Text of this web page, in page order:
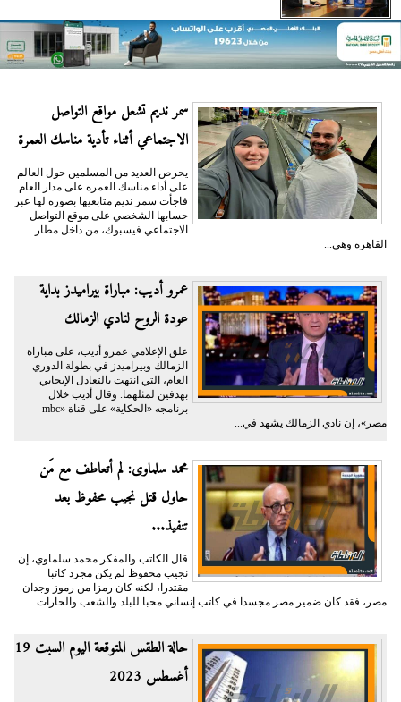
سمر نديم تشعل مواقع التواصل
الاجتماعي أثناء تأدية مناسك العمرة
يحرص العديد من المسلمين حول العالم
على أداء مناسك العمره على مدار العام.
فاجأت سمر نديم متابعيها بصوره لها عبر
حسابها الشخصي على موقع التواصل
الاجتماعي فيسبوك، من داخل مطار
القاهره وهي...
عمرو أديب: مباراة بيراميدز بداية
عودة الروح لنادي الزمالك
علق الإعلامي عمرو أديب، على مباراة
الزمالك وبيراميدز في بطولة الدوري
العام، التي انتهت بالتعادل الإيجابي
بهدفين لمثلهما. وقال أديب خلال
برنامجه «الحكاية» على قناة «mbc
مصر»، إن نادي الزمالك يشهد في...
محمد سلماوى: لم أتعاطف مع مَن
حاول قتل نجيب محفوظ بعد
تنفيذ...
قال الكاتب والمفكر محمد سلماوي، إن
نجيب محفوظ لم يكن مجرد كاتبا
مقتدرا، لكنه كان رمزا من رموز وجدان
مصر، فقد كان ضمير مصر مجسدا في كاتب إنساني محبا للبلد والشعب والحارات...
حالة الطقس المتوقعة اليوم السبت 19
أغسطس 2023